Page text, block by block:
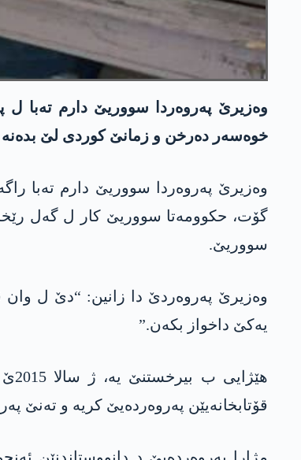
وەزیرێ پەروەردا سووریێ دارم تەبا ل
خوەسەر دەرخن و زمانێ کوردی لێ بدەنە
وەزیرێ پەروەردا سووریێ دارم تەبا
گۆت، حکوومەتا سووریێ کار ل گەل
سووریێ.
وەزیرێ پەروەردێ دا زانین: “دێ ل وان
یەکێ داخواز بکەن.”
قۆتابخانەیێن پەروەردەیێ کریە و تەنێ